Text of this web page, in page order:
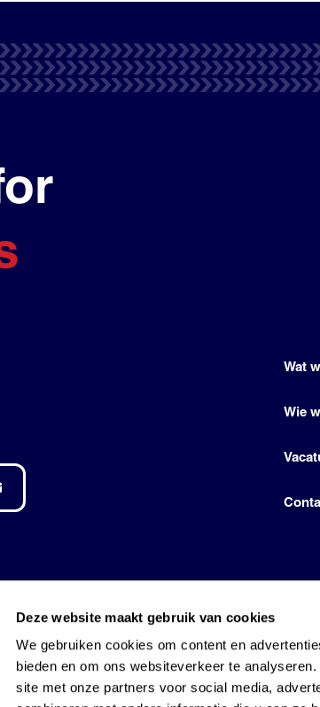
Deze website maakt gebruik van cookies
We gebruiken cookies om content en
bieden en om ons websiteverkeer te
site met onze partners voor social media,
Wat
Wie
•
Made by Robuust
and used under license by Den Hartog